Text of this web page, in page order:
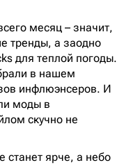
месяц – значит,
тренды, а заодно
для теплой погоды.
в нашем
инфлюэнсеров. И
моды в
скучно не
станет ярче, а небо